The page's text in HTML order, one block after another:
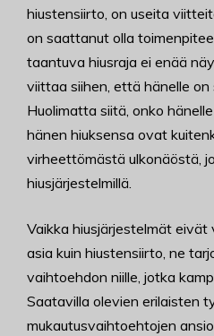
hiustensiirto, on useita
on saattanut olla
taantuva hiusraja ei enää
viittaa siihen, että hänelle
Huolimatta siitä, onko
hänen hiuksensa ovat
virheettömästä ulkonäöstä,
hiusjärjestelmillä.
Vaikka hiusjärjestelmät
asia kuin hiustensiirto, ne
vaihtoehdon niille, jotka
Saatavilla olevien erilaisten
mukautusvaihtoehtojen